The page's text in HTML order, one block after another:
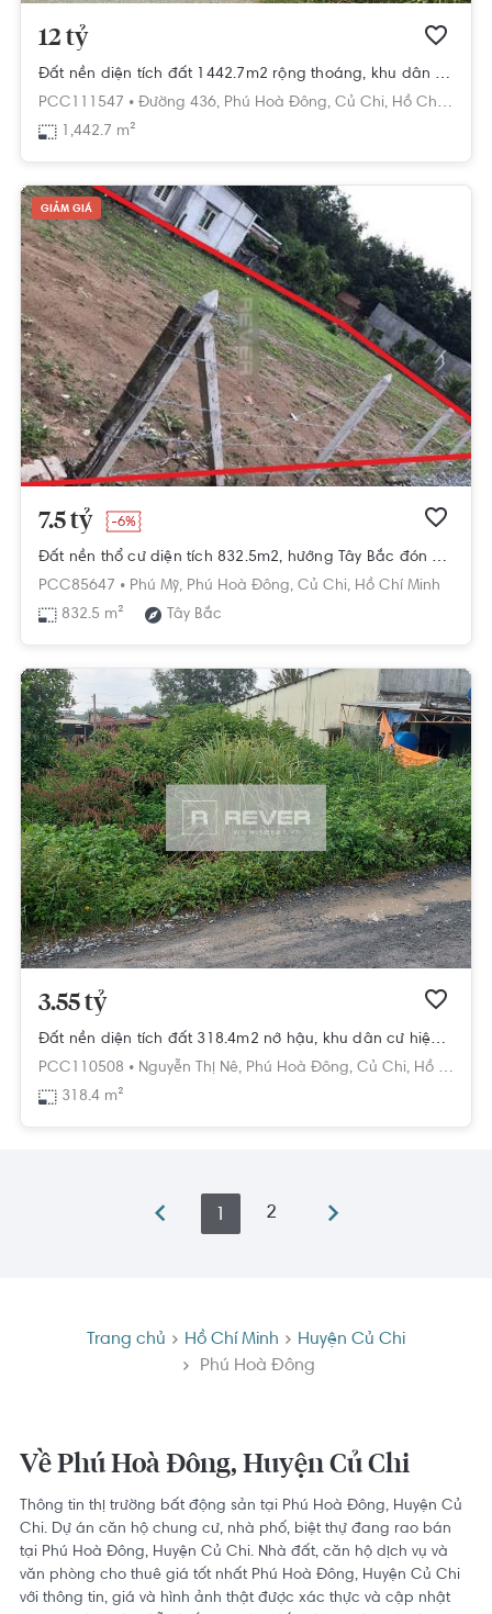
12 tỷ
Đất nền diện tích đất 1442.7m2 rộng thoáng, khu dân cư hiện hữu.
PCC111547 • Đường 436, Phú Hoà Đông, Củ Chi, Hồ Chí Minh
1,442.7 m²
GIẢM GIÁ
7.5 tỷ -6%
Đất nền thổ cư diện tích 832.5m2, hướng Tây Bắc đón gió thoáng mát.
PCC85647 • Phú Mỹ, Phú Hoà Đông, Củ Chi, Hồ Chí Minh
832.5 m²
Tây Bắc
3.55 tỷ
Đất nền diện tích đất 318.4m2 nở hậu, khu dân cư hiện hữu.
PCC110508 • Nguyễn Thị Nê, Phú Hoà Đông, Củ Chi, Hồ Chí Minh
318.4 m²
1 2
Trang chủ Hồ Chí Minh
Huyện Củ Chi
Phú Hoà Đông
Về Phú Hoà Đông, Huyện Củ Chi
Thông tin thị trường bất động sản tại Phú Hoà Đông, Huyện Củ
Chi. Dự án căn hộ chung cư, nhà phố, biệt thự đang rao bán
tại Phú Hoà Đông, Huyện Củ Chi. Nhà đất, căn hộ dịch vụ và
văn phòng cho thuê giá tốt nhất Phú Hoà Đông, Huyện Củ Chi
với thông tin, giá và hình ảnh thật được xác thực và cập nhật